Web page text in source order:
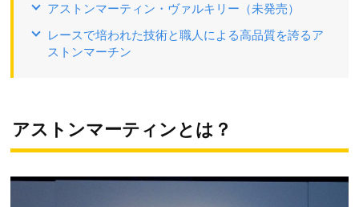
アストンマーティン・ヴァルキリー（未発売）
レースで培われた技術と職人による高品質を誇るア
ストンマーチン
アストンマーティンとは？